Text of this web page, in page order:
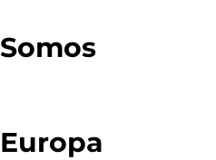
Somos
Europa